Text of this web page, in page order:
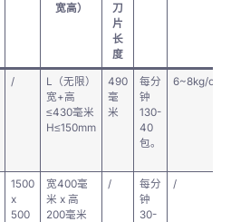
宽高）
刀
片
长
度
/
L（无限）
宽+高
≤430毫米
H≤150mm
490
毫
米
每分
钟
130-
40
包。
6~8kg/cm²
1500
x
500
宽400毫
米 x 高
200毫米
/
每分
钟
30-
/